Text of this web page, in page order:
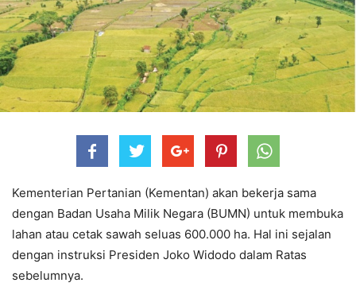
Kementerian Pertanian (Kementan) akan bekerja sama
dengan Badan Usaha Milik Negara (BUMN) untuk membuka
lahan atau cetak sawah seluas 600.000 ha. Hal ini sejalan
dengan instruksi Presiden Joko Widodo dalam Ratas
sebelumnya.